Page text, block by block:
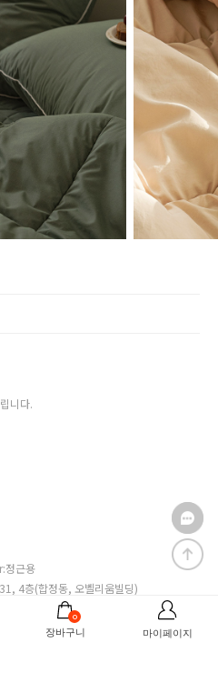
0
장바구니 마이페이지
니다.
정근용
4층(합정동, 오벨리움빌딩)
00028호
자번호확인]